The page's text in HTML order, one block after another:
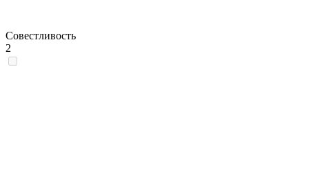
Совестливость
2